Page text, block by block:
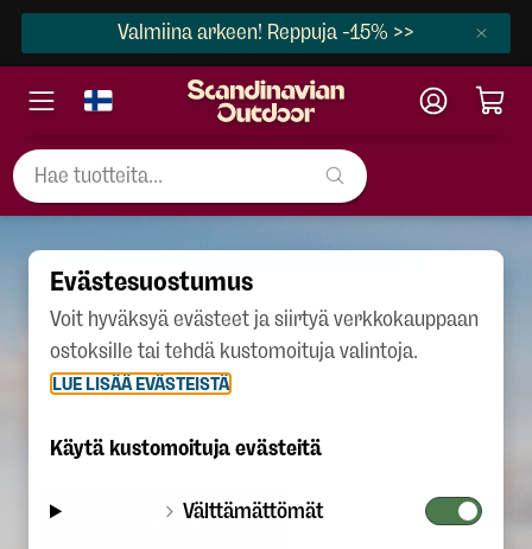
Valmiina arkeen! Reppuja -15% >>
ELÄMÄÄ ULKONA -
KLUBI ON ULKONA
LIIKKUVIEN YHTEISÖ
LIITY KLUBIIN
Evästesuostumus
Voit hyväksyä evästeet ja siirtyä verkkokauppaan
ostoksille tai tehdä kustomoituja valintoja.
LUE LISÄÄ EVÄSTEISTÄ
Käytä kustomoituja evästeitä
Välttämättömät